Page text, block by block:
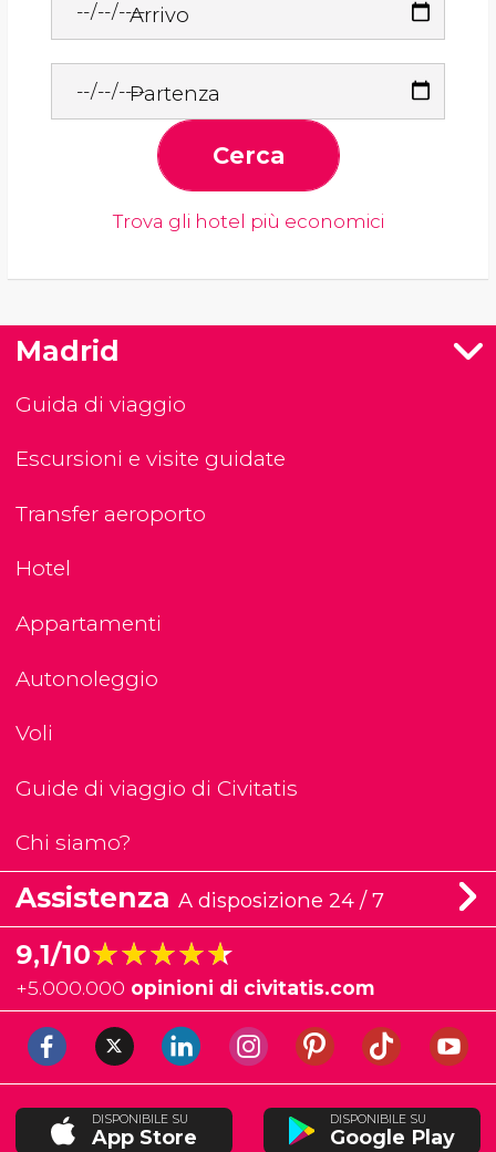
Arrivo
Partenza
Cerca
Trova gli hotel più economici
Madrid
Guida di viaggio
Escursioni e visite guidate
Transfer aeroporto
Hotel
Appartamenti
Autonoleggio
Voli
Guide di viaggio di Civitatis
Chi siamo?
Assistenza A disposizione 24 / 7
9,1/10★★★★★
★★★★★
+5.000.000 opinioni di civitatis.com
DISPONIBILE SU
App Store
DISPONIBILE SU
Google Play